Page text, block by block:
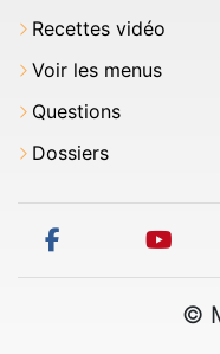
Recettes vidéo
Voir les menus
Questions
Dossiers
facebook
©